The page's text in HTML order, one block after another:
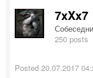
7xXx7
250 posts
Posted 20.07.2017